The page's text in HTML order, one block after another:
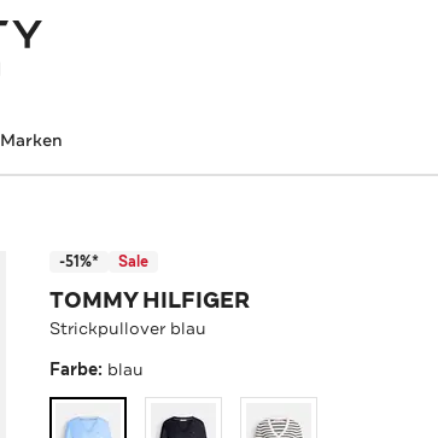
Marken
-51%* Sale
TOMMY HILFIGER
Strickpullover blau
Farbe: blau